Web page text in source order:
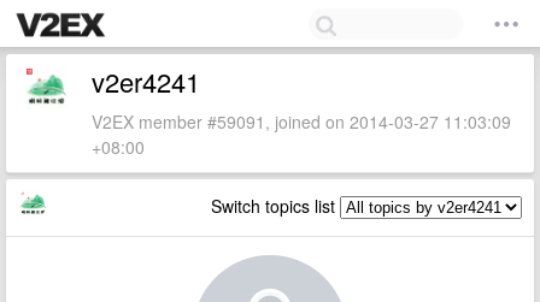
v2er4241
V2EX member #59091, joined on 2014-03-27 11:03:09
+08:00
Switch topics list